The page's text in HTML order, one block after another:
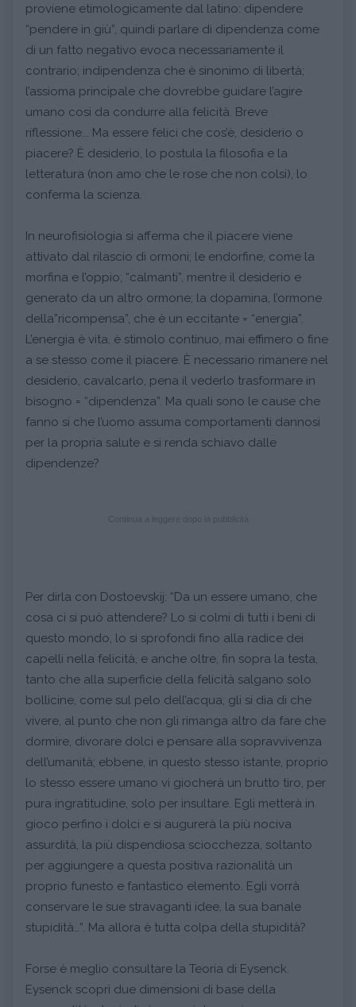
proviene etimologicamente dal latino: dipendere
“pendere in giù”, quindi parlare di dipendenza come
di un fatto negativo evoca necessariamente il
contrario; indipendenza che è sinonimo di libertà;
l’assioma principale che dovrebbe guidare l’agire
umano cosi da condurre alla felicità. Breve
riflessione... Ma essere felici che cos’è, desiderio o
piacere? È desiderio, lo postula la filosofia e la
letteratura (non amo che le rose che non colsi), lo
conferma la scienza.
In neurofisiologia si afferma che il piacere viene
attivato dal rilascio di ormoni; le endorfine, come la
morfina e l’oppio; “calmanti”, mentre il desiderio e
generato da un altro ormone; la dopamina, l’ormone
della”ricompensa”, che è un eccitante = “energia”.
L’energia è vita, è stimolo continuo, mai effimero o fine
a se stesso come il piacere. È necessario rimanere nel
desiderio, cavalcarlo, pena il vederlo trasformare in
bisogno = “dipendenza”. Ma quali sono le cause che
fanno si che l’uomo assuma comportamenti dannosi
per la propria salute e si renda schiavo dalle
dipendenze?
Per dirla con Dostoevskij: “Da un essere umano, che
cosa ci si può attendere? Lo si colmi di tutti i beni di
questo mondo, lo si sprofondi fino alla radice dei
capelli nella felicità, e anche oltre, fin sopra la testa,
tanto che alla superficie della felicità salgano solo
bollicine, come sul pelo dell’acqua; gli si dia di che
vivere, al punto che non gli rimanga altro da fare che
dormire, divorare dolci e pensare alla sopravvivenza
dell’umanità; ebbene, in questo stesso istante, proprio
lo stesso essere umano vi giocherà un brutto tiro, per
pura ingratitudine, solo per insultare. Egli metterà in
gioco perfino i dolci e si augurerà la più nociva
assurdità, la più dispendiosa sciocchezza, soltanto
per aggiungere a questa positiva razionalità un
proprio funesto e fantastico elemento. Egli vorrà
conservare le sue stravaganti idee, la sua banale
stupidità…”. Ma allora è tutta colpa della stupidità?
Forse è meglio consultare la Teoria di Eysenck.
Eysenck scoprì due dimensioni di base della